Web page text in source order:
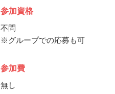
参加資格
不問
※グループでの応募も可
参加費
無し